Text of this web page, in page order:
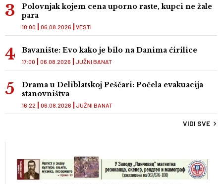
Polovnjak kojem cena uporno raste, kupci ne žale
para
VESTI
18:00 06.08.2026
Bavanište: Evo kako je bilo na Danima ćirilice
JUŽNI BANAT
17:00 06.08.2026
Drama u Deliblatskoj Peščari: Počela evakuacija
stanovništva
JUŽNI BANAT
16:22 06.08.2026
VIDI SVE